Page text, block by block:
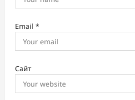
Email *
Сайт